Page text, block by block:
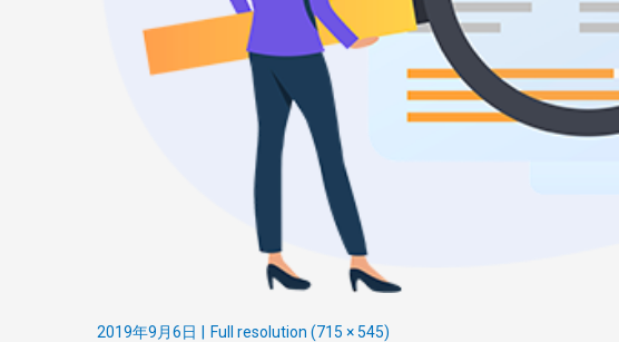
2019年9月6日 Full resolution (715 × 545)